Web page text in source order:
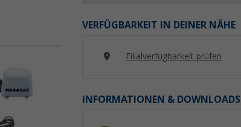
VERFÜGBARKEIT IN DEINER NÄHE
Filialverfügbarkeit prüfen
INFORMATIONEN & DOWNLOADS